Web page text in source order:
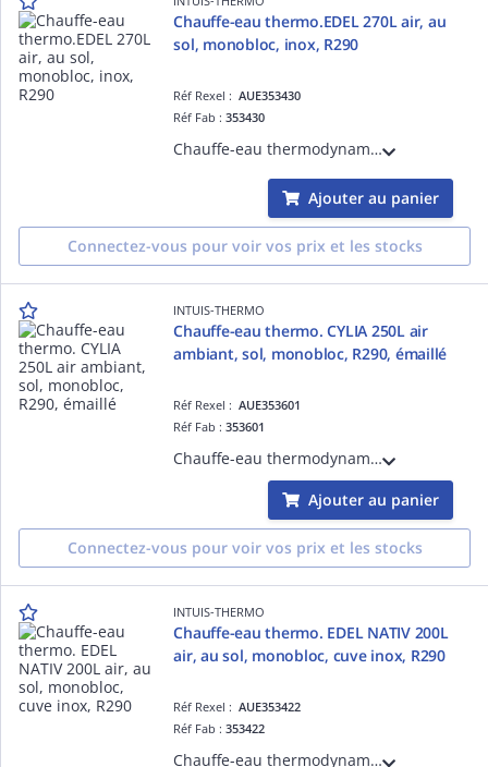
Chauffe-eau thermo.EDEL 270L air, au
sol, monobloc, inox, R290
Réf Rexel :AUE353430
Réf Fab :353430
Chauffe-eau thermodynamique EDEL 270 air - sur air, 270L, sol, monobloc, R290 sans HFC, cuve inox, sur air ambiant ou air extérieur par gaines D= 160 mm, appoint électrique 1,2 kW intégré
Ajouter au panier
Connectez-vous pour voir vos prix et les stocks
INTUIS-THERMO
Chauffe-eau thermo. CYLIA 250L air
ambiant, sol, monobloc, R290, émaillé
Réf Rexel :AUE353601
Réf Fab :353601
Chauffe-eau thermodynamique Cylia 250 - sur air, 250L, sol, monobloc, R290 sans HFC, cuve acier émaillé, sur air ambiant ou reprise sur combles, appoint électrique 1,2 kW intégré
Ajouter au panier
Connectez-vous pour voir vos prix et les stocks
INTUIS-THERMO
Chauffe-eau thermo. EDEL NATIV 200L
air, au sol, monobloc, cuve inox, R290
Réf Rexel :AUE353422
Réf Fab :353422
Chauffe-eau thermodynamique EDEL NATIV 200 air - sur air, 200L, installation sol, monobloc, R290 sans HFC, cuve inox, sur air ambiant ou air extérieur par gaines D= 160 mm, appoint électrique 1,2 kW intégré